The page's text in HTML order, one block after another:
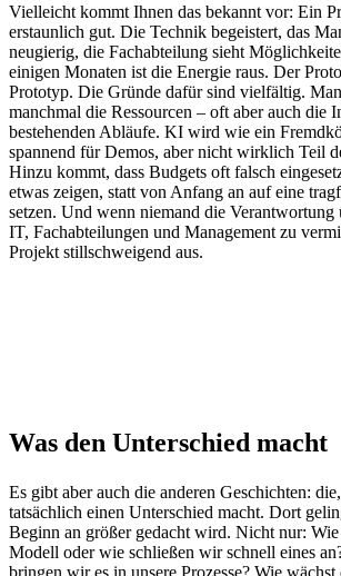
Vielleicht kommt Ihnen das bekannt vor: Ein
erstaunlich gut. Die Technik begeistert, das
neugierig, die Fachabteilung sieht
einigen Monaten ist die Energie raus. Der
Prototyp. Die Gründe dafür sind vielfältig.
manchmal die Ressourcen – oft aber auch die
bestehenden Abläufe. KI wird wie ein
spannend für Demos, aber nicht wirklich Teil
Hinzu kommt, dass Budgets oft falsch
etwas zeigen, statt von Anfang an auf eine
setzen. Und wenn niemand die Verantwortung
IT, Fachabteilungen und Management zu
Projekt stillschweigend aus.
Was den Unterschied macht
Es gibt aber auch die anderen Geschichten:
tatsächlich einen Unterschied macht. Dort
Beginn an größer gedacht wird. Nicht nur:
Modell oder wie schließen wir schnell eines
bringen wir es in unsere Prozesse? Wie